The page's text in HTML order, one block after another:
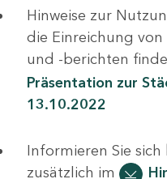
Hinweise zur
die Einreichung
und -berichten
Präsentation zur
13.10.2022
Informieren Sie
zusätzlich im